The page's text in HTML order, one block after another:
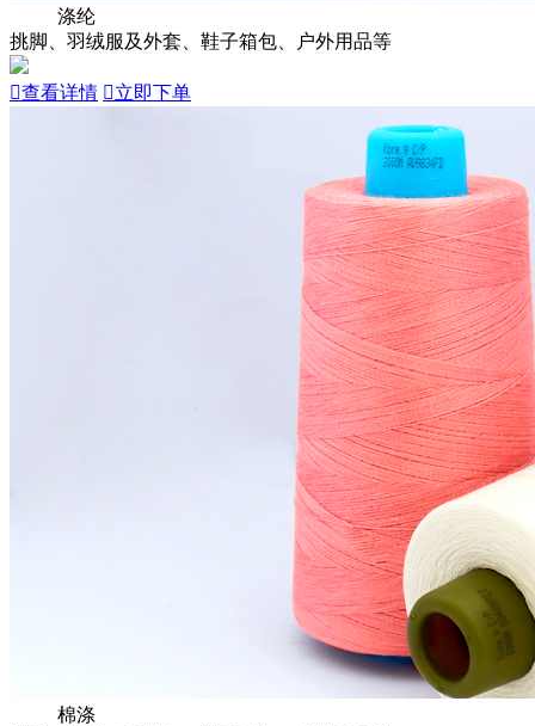
涤纶
挑脚、羽绒服及外套、鞋子箱包、户外用品等
查看详情 立即下单
棉涤